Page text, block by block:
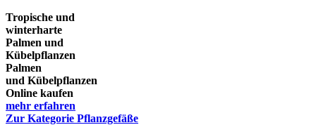
Tropische und
winterharte
Palmen und
Kübelpflanzen
Palmen
und Kübelpflanzen
Online kaufen
mehr erfahren
Zur Kategorie Pflanzgefäße